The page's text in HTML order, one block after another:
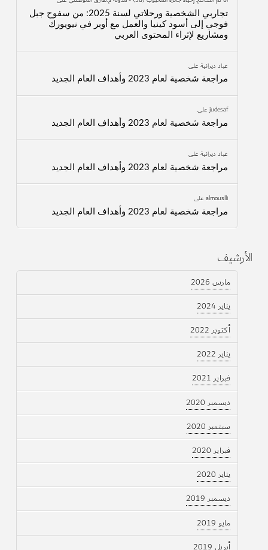
تجاربي الشخصية ورحلاتي لسنة 2025: من سفوح جبل
فوجي إلى أسود كينيا والعمل مع أوبر في نيويورك
ومشاريع لإثراء المحتوى العربي
عباد ديرانيةعلى
مراجعة شخصية لعام 2023 وأهداف العام الجديد
judesafعلى
مراجعة شخصية لعام 2023 وأهداف العام الجديد
عباد ديرانيةعلى
مراجعة شخصية لعام 2023 وأهداف العام الجديد
almouslliعلى
مراجعة شخصية لعام 2023 وأهداف العام الجديد
الأرشيف
مارس 2026
يناير 2024
أكتوبر 2022
يناير 2022
فبراير 2021
ديسمبر 2020
سبتمبر 2020
فبراير 2020
يناير 2020
ديسمبر 2019
مايو 2019
أبريل 2019